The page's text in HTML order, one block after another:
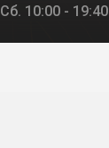
Сб. 10:00 - 19:40